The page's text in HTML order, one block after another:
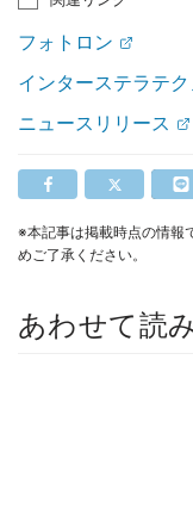
フォトロン
インターステラテ
ニュースリリース
※本記事は掲載時点の情報
めご了承ください。
あわせて読